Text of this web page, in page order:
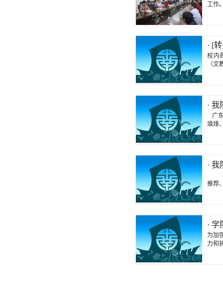
工作
· [
校内
（
·
广
填烽
·
根
推荐
·
为加
力和